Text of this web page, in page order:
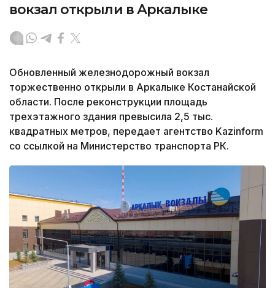
вокзал открыли в Аркалыке
Обновленный железнодорожный вокзал
торжественно открыли в Аркалыке Костанайской
области. После реконструкции площадь
трехэтажного здания превысила 2,5 тыс.
квадратных метров, передает агентство Kazinform
со ссылкой на Министерство транспорта РК.